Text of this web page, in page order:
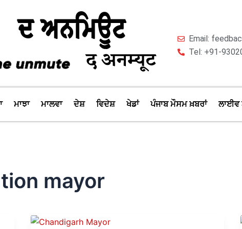
Email:
Tel: +91-
ਮਾਝਾ ਮਾਲਵਾ ਦੇਸ਼ ਵਿਦੇਸ਼ ਖੇਡਾਂ ਪੰਜਾਬ ਮੌਸਮ ਖ਼ਬਰਾਂ ਲਾਈਵ
mayor